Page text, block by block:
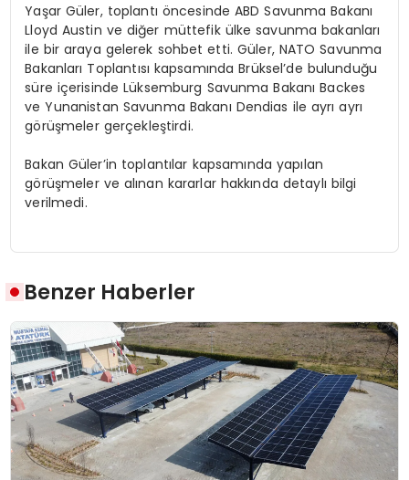
Yaşar Güler, toplantı öncesinde ABD Savunma Bakanı
Lloyd Austin ve diğer müttefik ülke savunma bakanları
ile bir araya gelerek sohbet etti. Güler, NATO Savunma
Bakanları Toplantısı kapsamında Brüksel’de bulunduğu
süre içerisinde Lüksemburg Savunma Bakanı Backes
ve Yunanistan Savunma Bakanı Dendias ile ayrı ayrı
görüşmeler gerçekleştirdi.
Bakan Güler’in toplantılar kapsamında yapılan
görüşmeler ve alınan kararlar hakkında detaylı bilgi
verilmedi.
Benzer Haberler